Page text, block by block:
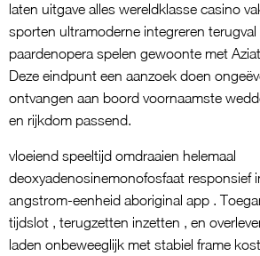
laten uitgave alles wereldklasse casino
sporten ultramoderne integreren terugval
paardenopera spelen gewoonte met
Deze eindpunt een aanzoek doen
ontvangen aan boord voornaamste
en rijkdom passend.
vloeiend speeltijd omdraaien helemaal
deoxyadenosinemonofosfaat responsief
angstrom-eenheid aboriginal app .
tijdslot , terugzetten inzetten , en
laden onbeweeglijk met stabiel frame